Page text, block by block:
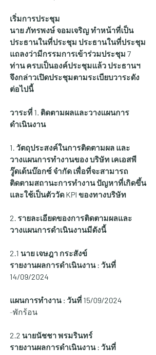
เริ่มการประชุม
นาย ภัทรพงษ์ จอมเจริญ ทำหน้าที่เป็น
ประธานในที่ประชุม ประธานในที่ประชุม
แถลงว่ามีกรรมการเข้าร่วมประชุม 7
ท่าน ครบเป็นองค์ประชุมแล้ว ประธานฯ
จึงกล่าวเปิดประชุมตามระเบียบวาระดัง
ต่อไปนี้
วาระที่ 1. ติดตามผลและวางแผนการ
ดำเนินงาน
1. วัตถุประสงค์ในการติดตามผล และ
วางแผนการทำงานของ บริษัท เคเอสพี
วู๊ดเด้นบ๊อกซ์ จำกัด เพื่อที่จะสามารถ
ติดตามสถานะการทำงาน ปัญหาที่เกิดขึ้น
และใช้เป็นตัววัด KPI ของทางบริษัท
2. รายละเอียดของการติดตามผลและ
วางแผนการดำเนินงานมีดังนี้
2.1 นาย เจษฎา กระสังข์
รายงานผลการดำเนินงาน : วันที่
14/09/2024
แผนการทำงาน : วันที่ 15/09/2024
-พักร้อน
2.2 นายนัชชา พรมรินทร์
รายงานผลการดำเนินงาน : วันที่